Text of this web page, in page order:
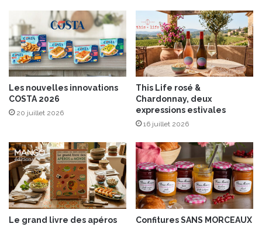
é
c
h
é
e
s
e
t
o
m
a
g
e
Les nouvelles innovations
COSTA 2026
20 juillet 2026
This Life rosé &
Chardonnay, deux
expressions estivales
16 juillet 2026
Le grand livre des apéros
Confitures SANS MORCEAUX